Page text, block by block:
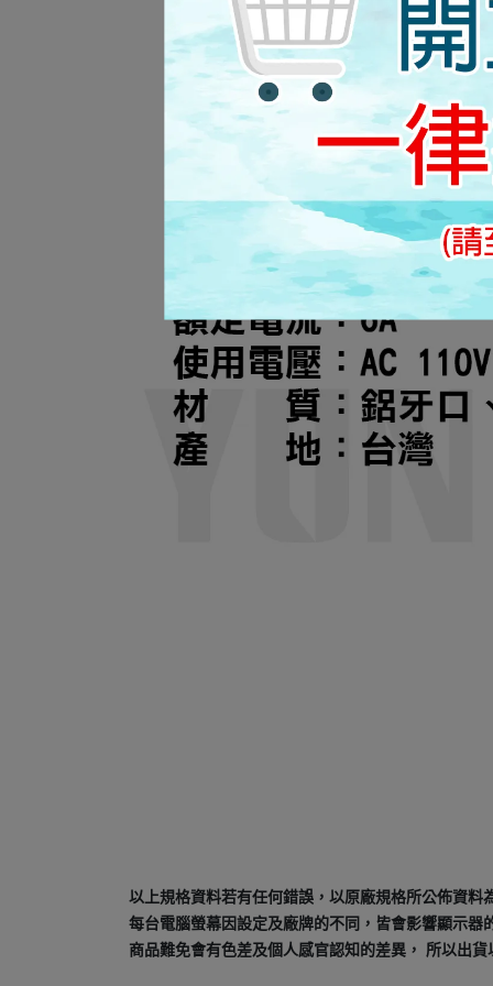
以上規格資料若有任何錯誤，以原廠規格所公佈資料
每台電腦螢幕因設定及廠牌的不同，皆會影響顯示器
商品難免會有色差及個人感官認知的差異， 所以出